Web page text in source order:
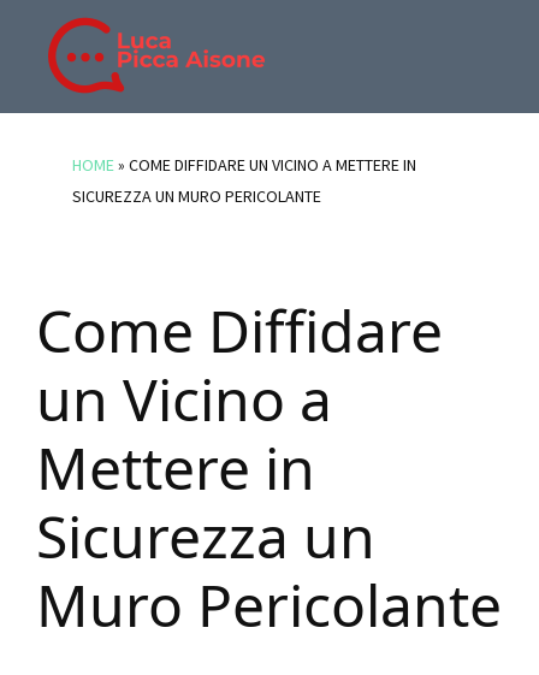
primary
BLOG
DI
LUCA
Blog
Luca
HOME» COME DIFFIDARE UN VICINO A METTERE IN
SICUREZZA UN MURO PERICOLANTE
Come Diffidare
un Vicino a
Mettere in
Sicurezza un
Muro Pericolante